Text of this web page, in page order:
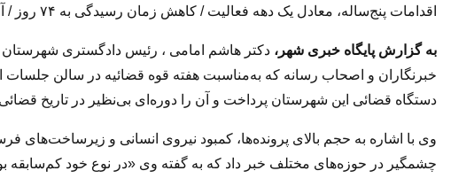
اقدامات پنج‌ساله، معادل یک دهه فعالیت / کاهش زمان رسیدگی به ۷۴ روز / آزادسازی ۲۲۷۳ هکتار اراضی ملی
به گزارش پایگاه خبری شهر، دکتر هاشم امامی ، رئیس دادگستری
خبرنگاران و اصحاب رسانه که به‌مناسبت هفته قوه قضائیه در سالن جلسات
دستگاه قضائی این شهرستان پرداخت و آن را دوره‌ای بی‌نظیر در تاریخ
وی با اشاره به حجم بالای پرونده‌ها، کمبود نیروی انسانی و زیرساخت‌های
چشمگیر در حوزه‌های مختلف خبر داد که به گفته وی «در نوع خود کم‌سابقه